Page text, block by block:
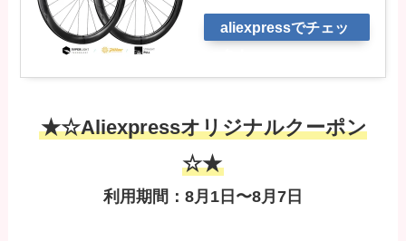
aliexpressでチェッ
★☆Aliexpressオリジナルクーポン
☆★
利用期間：8月1日〜8月7日